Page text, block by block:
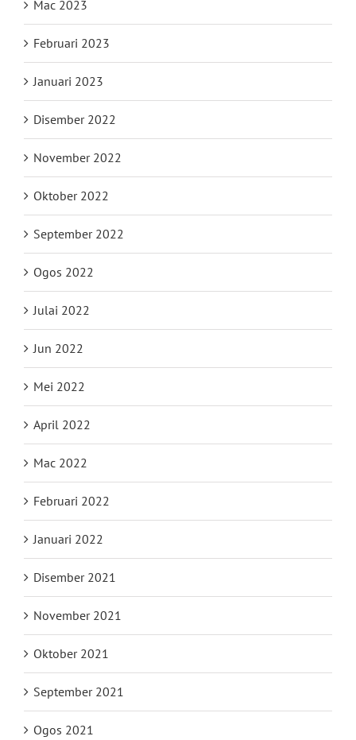
Mac 2023
Februari 2023
Januari 2023
Disember 2022
November 2022
Oktober 2022
September 2022
Ogos 2022
Julai 2022
Jun 2022
Mei 2022
April 2022
Mac 2022
Februari 2022
Januari 2022
Disember 2021
November 2021
Oktober 2021
September 2021
Ogos 2021